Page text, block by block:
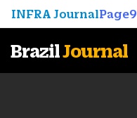
INFRA JournalPage9
BrazilJournal